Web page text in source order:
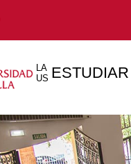
LA
US ESTUDIAR